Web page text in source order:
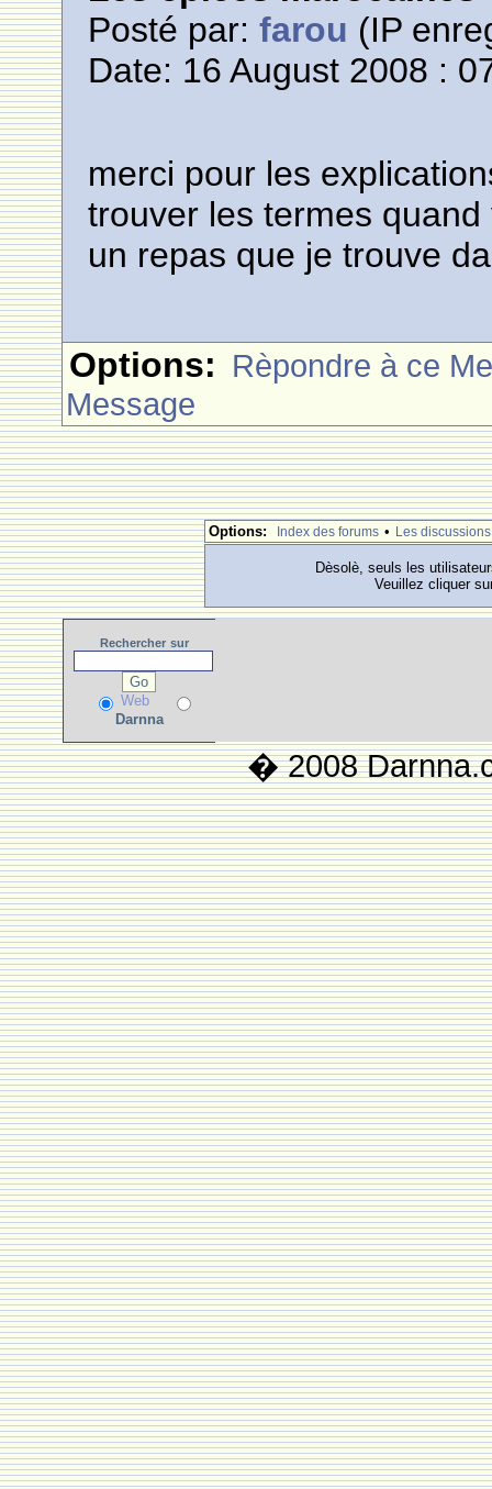
Posté par:farou (IP
Date: 16 August 2008 :
merci pour les
trouver les termes
un repas que je trouve
Options: Rèpondre à ce
Message
Options: Index des forums • Les discussions
Dèsolè, seuls les
Veuillez cliquer
Rechercher sur
Web
Darnna
� 2008